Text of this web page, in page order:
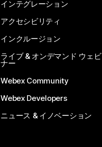
インテグレーション
アクセシビリティ
インクルージョン
ライブ & オンデマンド ウェビ
ナー
Webex Community
Webex Developers
ニュース & イノベーション